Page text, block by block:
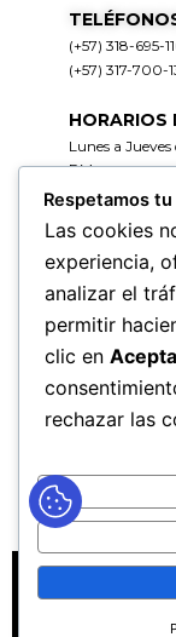
(+57) 318-695-
(+57) 317-700-
HORARIOS
Lunes a
PM
Viernes de
HORARIOS
Lunes a Jueves
PM
Viernes de
MAPA
Respetamos
Las cookies
experiencia,
analizar el
permitir
clic en
rechazar las